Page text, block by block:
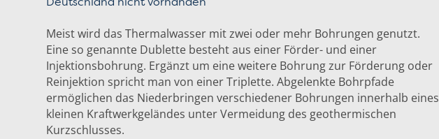
Deutschland nicht vorhanden
Meist wird das Thermalwasser mit zwei oder mehr Bohrungen genutzt.
Eine so genannte Dublette besteht aus einer Förder- und einer
Injektionsbohrung. Ergänzt um eine weitere Bohrung zur Förderung oder
Reinjektion spricht man von einer Triplette. Abgelenkte Bohrpfade
ermöglichen das Niederbringen verschiedener Bohrungen innerhalb eines
kleinen Kraftwerkgeländes unter Vermeidung des geothermischen
Kurzschlusses.